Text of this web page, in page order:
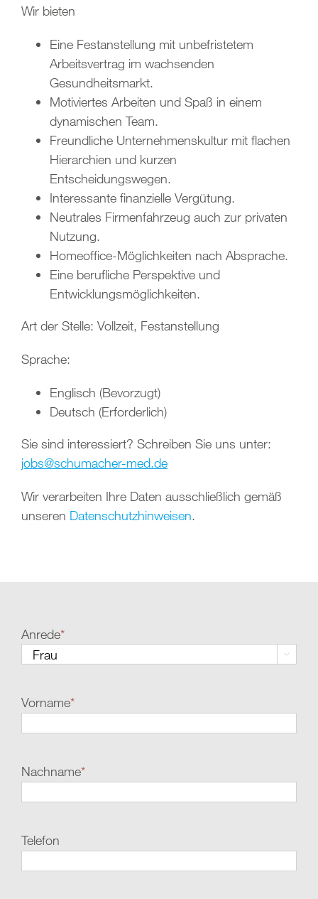
Wir bieten
Eine Festanstellung mit unbefristetem
Arbeitsvertrag im wachsenden
Gesundheitsmarkt.
Motiviertes Arbeiten und Spaß in einem
dynamischen Team.
Freundliche Unternehmenskultur mit flachen
Hierarchien und kurzen
Entscheidungswegen.
Interessante finanzielle Vergütung.
Neutrales Firmenfahrzeug auch zur privaten
Nutzung.
Homeoffice-Möglichkeiten nach Absprache.
Eine berufliche Perspektive und
Entwicklungsmöglichkeiten.
Art der Stelle: Vollzeit, Festanstellung
Sprache:
Englisch (Bevorzugt)
Deutsch (Erforderlich)
Sie sind interessiert? Schreiben Sie uns unter:
jobs@schumacher-med.de
Wir verarbeiten Ihre Daten ausschließlich gemäß
unseren Datenschutzhinweisen.
Anrede*

Vorname*
Nachname*
Telefon